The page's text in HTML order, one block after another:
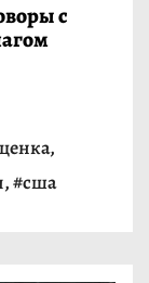
с
,
,#сша